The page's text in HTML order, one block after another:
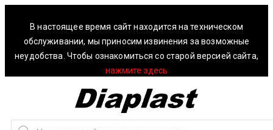
В настоящее время сайт находится на техническом
обслуживании, мы приносим извинения за возможные
неудобства. Чтобы ознакомиться со старой версией сайта,
нажмите здесь